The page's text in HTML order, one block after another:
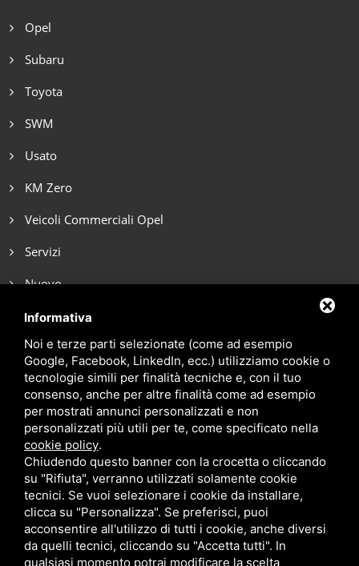
Opel
Subaru
Toyota
SWM
Usato
KM Zero
Veicoli Commerciali Opel
Servizi
Nuovo
Noleggio breve termine
Noleggio lungo termine
Blog
Contatti
Informativa
Noi e terze parti selezionate (come ad esempio
Google, Facebook, LinkedIn, ecc.) utilizziamo cookie o
tecnologie simili per finalità tecniche e, con il tuo
consenso, anche per altre finalità come ad esempio
per mostrati annunci personalizzati e non
personalizzati più utili per te, come specificato nella
cookie policy.
Chiudendo questo banner con la crocetta o cliccando
su "Rifiuta", verranno utilizzati solamente cookie
tecnici. Se vuoi selezionare i cookie da installare,
clicca su "Personalizza". Se preferisci, puoi
acconsentire all'utilizzo di tutti i cookie, anche diversi
da quelli tecnici, cliccando su "Accetta tutti". In
qualsiasi momento potrai modificare la scelta